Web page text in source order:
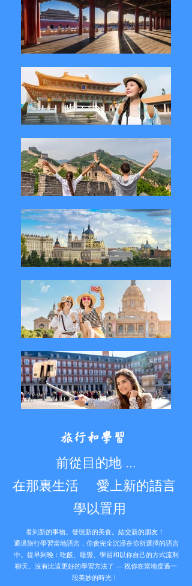
旅行和學習
前從目的地 ...
在那裏生活 愛上新的語言
學以置用
看到新的事物。發現新的美食。結交新的朋友！
通過旅行學習當地語言，你會完全沉浸在你所選擇的語言
中。從早到晚：吃飯、睡覺、學習和以你自己的方式流利
聊天。沒有比這更好的學習方法了 — 祝你在當地度過一
段美妙的時光！